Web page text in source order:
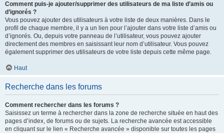
Comment puis-je ajouter/supprimer des utilisateurs de ma liste d’amis ou
d’ignorés ?
Vous pouvez ajouter des utilisateurs à votre liste de deux manières. Dans le
profil de chaque membre, il y a un lien pour l’ajouter dans votre liste d’amis ou
d’ignorés. Ou, depuis votre panneau de l’utilisateur, vous pouvez ajouter
directement des membres en saisissant leur nom d’utilisateur. Vous pouvez
également supprimer des utilisateurs de votre liste depuis cette même page.
Haut
Recherche dans les forums
Comment rechercher dans les forums ?
Saisissez un terme à rechercher dans la zone de recherche située en haut des
pages d’index, de forums ou de sujets. La recherche avancée est accessible
en cliquant sur le lien « Recherche avancée » disponible sur toutes les pages